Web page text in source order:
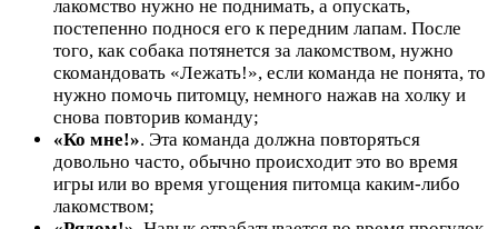
лакомство нужно не поднимать, а опускать,
постепенно поднося его к передним лапам. После
того, как собака потянется за лакомством, нужно
скомандовать «Лежать!», если команда не понята, то
нужно помочь питомцу, немного нажав на холку и
снова повторив команду;
«Ко мне!». Эта команда должна повторяться
довольно часто, обычно происходит это во время
игры или во время угощения питомца каким-либо
лакомством;